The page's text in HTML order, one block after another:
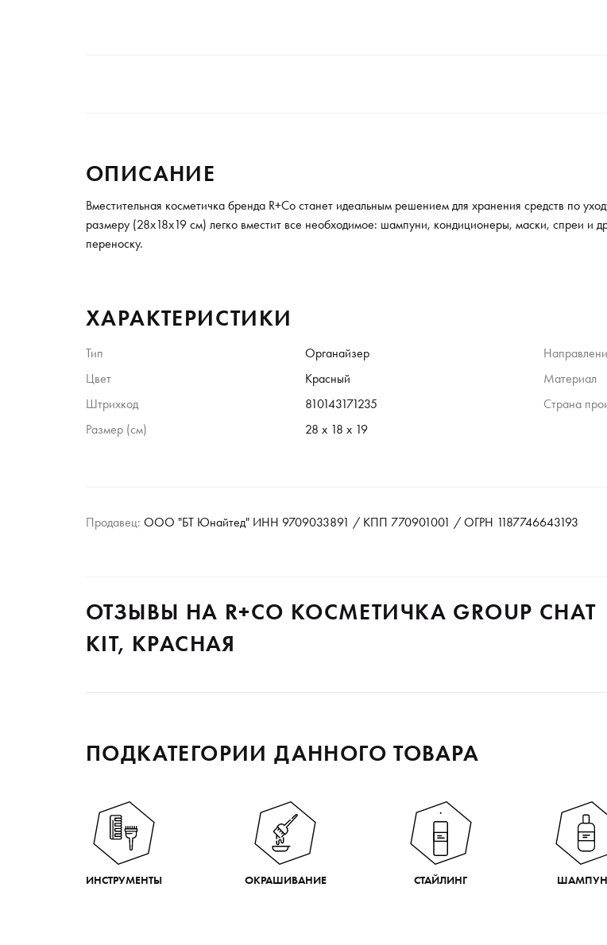
ОПИСАНИЕ
Вместительная косметичка бренда R+Co станет идеальным решением для хранения средств по
размеру (28х18х19 см) легко вместит все необходимое: шампуни, кондиционеры, маски, спреи и
переноску.
ХАРАКТЕРИСТИКИ
Тип Органайзер
Цвет
Красный Материал
Штрихкод
810143171235 Страна
Размер (см)
28 х 18 х 19
Продавец: ООО "БТ Юнайтед" ИНН 9709033891 / КПП 770901001 / ОГРН 1187746643193
ОТЗЫВЫ НА R+CO КОСМЕТИЧКА GROUP CHAT
KIT, КРАСНАЯ
ПОДКАТЕГОРИИ ДАННОГО ТОВАРА
ИНСТРУМЕНТЫ ОКРАШИВАНИЕ СТАЙЛИНГ